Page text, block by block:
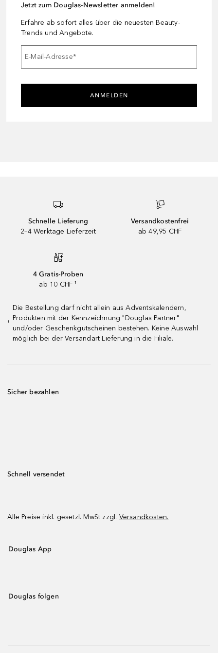
Jetzt zum Douglas-Newsletter anmelden!
Erfahre ab sofort alles über die neuesten Beauty-
Trends und Angebote.
E-Mail-Adresse*
ANMELDEN
Schnelle Lieferung
2–4 Werktage Lieferzeit
Versandkostenfrei
ab 49,95 CHF
4 Gratis-Proben
ab 10 CHF ¹
¹
Die Bestellung darf nicht allein aus Adventskalendern,
Produkten mit der Kennzeichnung "Douglas Partner"
und/oder Geschenkgutscheinen bestehen. Keine Auswahl
möglich bei der Versandart Lieferung in die Filiale.
Sicher bezahlen
Schnell versendet
Alle Preise inkl. gesetzl. MwSt zzgl. Versandkosten.
Douglas App
Douglas folgen